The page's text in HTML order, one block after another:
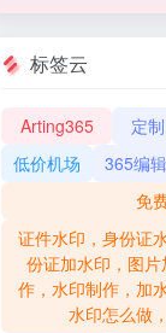
标签云
Arting365 定制
低价机场
365编
免
证件水印，身份证
份证加水印，图
作，水印制作，加
水印怎么做